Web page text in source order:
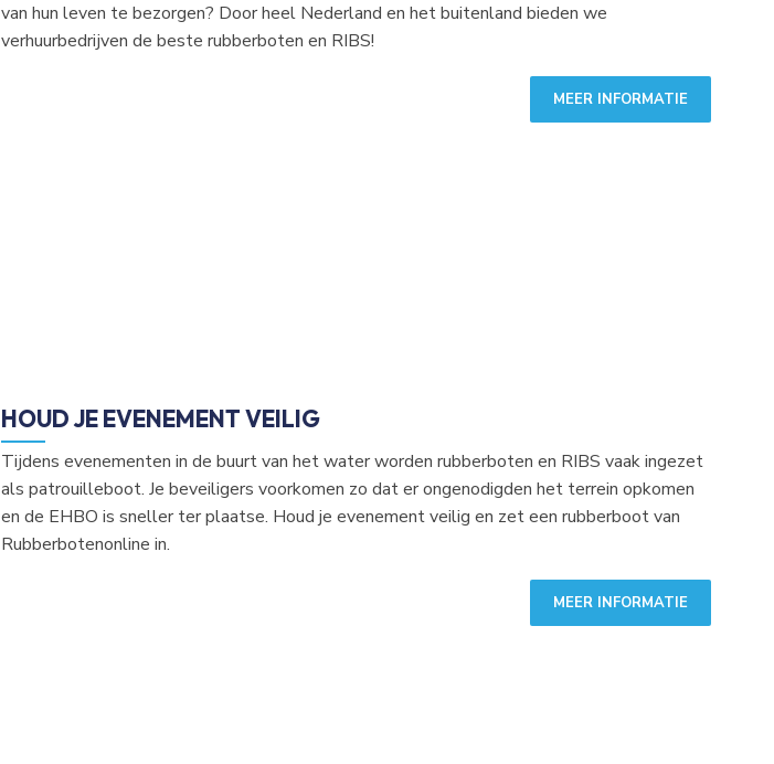
van hun leven te bezorgen? Door heel Nederland en het buitenland bieden we
verhuurbedrijven de beste rubberboten en RIBS!
MEER INFORMATIE
HOUD JE EVENEMENT VEILIG
Tijdens evenementen in de buurt van het water worden rubberboten en RIBS vaak ingezet
als patrouilleboot. Je beveiligers voorkomen zo dat er ongenodigden het terrein opkomen
en de EHBO is sneller ter plaatse. Houd je evenement veilig en zet een rubberboot van
Rubberbotenonline in.
MEER INFORMATIE
Koopzondag!
Aanstaande zondag is het koopzondag en is de showroom geopend